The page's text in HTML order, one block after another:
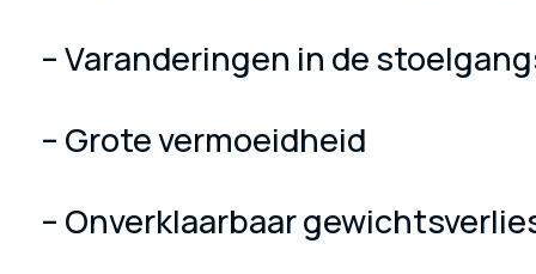
– Varanderingen in de
– Grote vermoeidheid
– Onverklaarbaar